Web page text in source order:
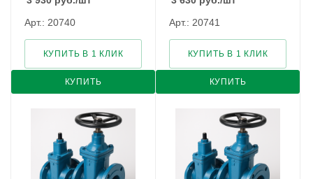
Арт.: 20740
КУПИТЬ
КУПИТЬ В 1 КЛИК
Арт.: 20741
КУПИТЬ
КУПИТЬ В 1 КЛИК